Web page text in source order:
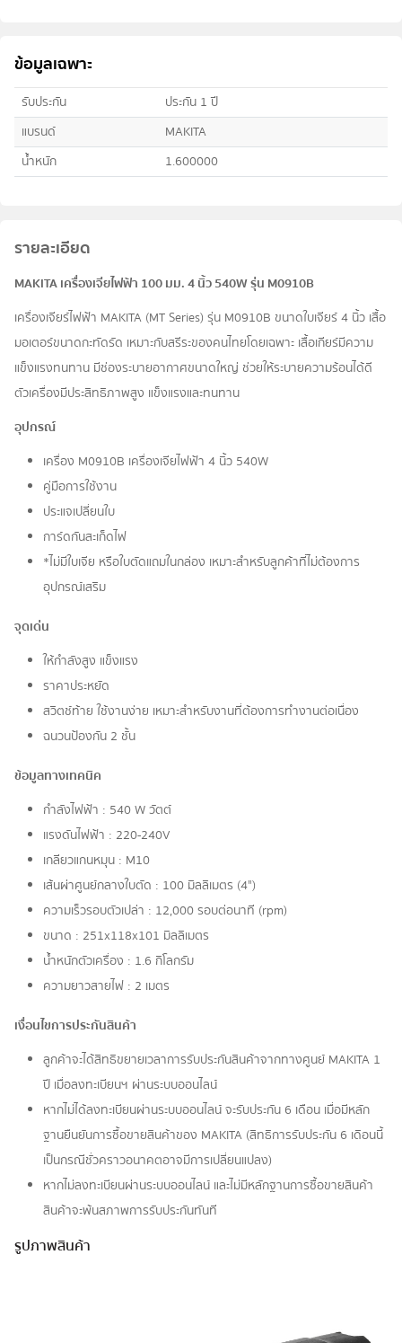
ข้อมูลเฉพาะ
รับประกัน
ประกัน 1 ปี
แบรนด์
MAKITA
น้ำหนัก
1.600000
รายละเอียด
MAKITA เครื่องเจียไฟฟ้า 100 มม. 4 นิ้ว 540W รุ่น M0910B
เครื่องเจียร์ไฟฟ้า MAKITA (MT Series) รุ่น M0910B ขนาดใบเจียร์ 4 นิ้ว เสื้อ
มอเตอร์ขนาดกะทัดรัด เหมาะกับสรีระของคนไทยโดยเฉพาะ เสื้อเกียร์มีความ
แข็งแรงทนทาน มีช่องระบายอากาศขนาดใหญ่ ช่วยให้ระบายความร้อนได้ดี
ตัวเครื่องมีประสิทธิภาพสูง แข็งแรงและทนทาน
อุปกรณ์
เครื่อง M0910B เครื่องเจียไฟฟ้า 4 นิ้ว 540W
คู่มือการใช้งาน
ประแจเปลี่ยนใบ
การ์ดกันสะเก็ดไฟ
*ไม่มีใบเจีย หรือใบตัดแถมในกล่อง เหมาะสำหรับลูกค้าที่ไม่ต้องการ
อุปกรณ์เสริม
จุดเด่น
ให้กำลังสูง แข็งแรง
ราคาประหยัด
สวิตช์ท้าย ใช้งานง่าย เหมาะสำหรับงานที่ต้องการทำงานต่อเนื่อง
ฉนวนป้องกัน 2 ชั้น
ข้อมูลทางเทคนิค
กำลังไฟฟ้า : 540 W วัตต์
แรงดันไฟฟ้า : 220-240V
เกลียวแกนหมุน : M10
เส้นผ่าศูนย์กลางใบตัด : 100 มิลลิเมตร (4")
ความเร็วรอบตัวเปล่า : 12,000 รอบต่อนาที (rpm)
ขนาด : 251x118x101 มิลลิเมตร
น้ำหนักตัวเครื่อง : 1.6 กิโลกรัม
ความยาวสายไฟ : 2 เมตร
เงื่อนไขการประกันสินค้า
ลูกค้าจะได้สิทธิขยายเวลาการรับประกันสินค้าจากทางศูนย์ MAKITA 1
ปี เมื่อลงทะเบียนฯ ผ่านระบบออนไลน์
หากไม่ได้ลงทะเบียนผ่านระบบออนไลน์ จะรับประกัน 6 เดือน เมื่อมีหลัก
ฐานยืนยันการซื้อขายสินค้าของ MAKITA (สิทธิการรับประกัน 6 เดิอนนี้
เป็นกรณีชั่วคราวอนาคตอาจมีการเปลี่ยนแปลง)
หากไม่ลงทะเบียนผ่านระบบออนไลน์ และไม่มีหลักฐานการซื้อขายสินค้า
สินค้าจะพ้นสภาพการรับประกันทันที
รูปภาพสินค้า